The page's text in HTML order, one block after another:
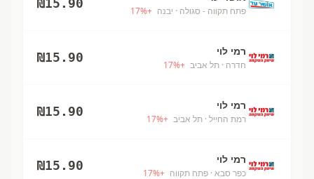
פתח תקווה - סגולה · יבנה +
17%
₪15.90
רמי לוי
חדרה · תל אביב +
17%
₪15.90
רמי לוי
רמת החייל · תל אביב +
17%
₪15.90
רמי לוי
כפר סבא · פתח תקווה +
17%
₪15.90